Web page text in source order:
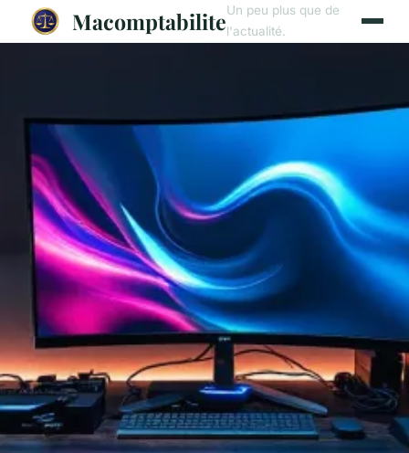
MacomptabiliteUn peu plus que de
l'actualité.